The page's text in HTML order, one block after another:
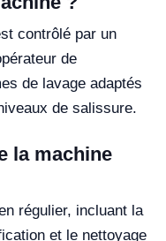
contrôlé par un
de
de lavage adaptés
de salissure.
la machine
régulier, incluant la
et le nettoyage